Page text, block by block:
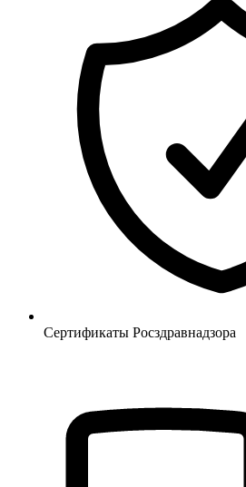
Сертификаты Росздравнадзора